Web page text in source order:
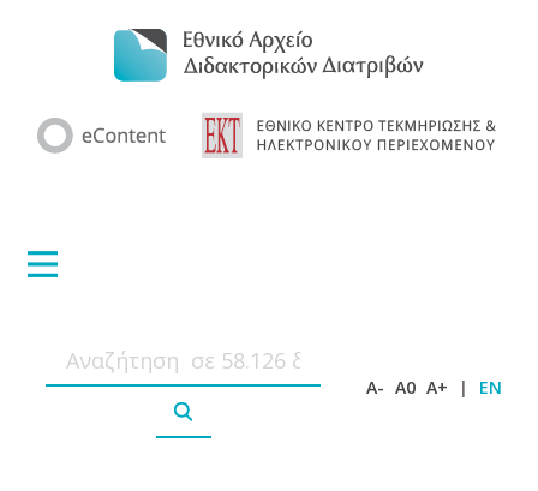
A- A0 A+ | EN